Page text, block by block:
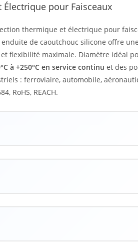
Électrique pour Faisceaux
thermique et électrique pour
de caoutchouc silicone offre
flexibilité maximale. Diamètre idéal
à +250°C en service continu et des
: ferroviaire, automobile,
RoHS, REACH.